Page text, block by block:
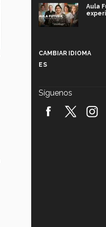
Aula
CAMBIAR IDIOMA
ES
Síguenos